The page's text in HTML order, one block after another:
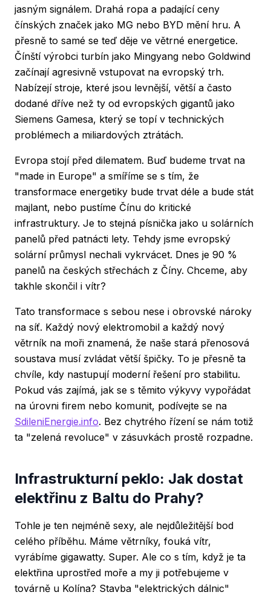
jasným signálem. Drahá ropa a padající ceny
čínských značek jako MG nebo BYD mění hru. A
přesně to samé se teď děje ve větrné energetice.
Čínští výrobci turbín jako Mingyang nebo Goldwind
začínají agresivně vstupovat na evropský trh.
Nabízejí stroje, které jsou levnější, větší a často
dodané dříve než ty od evropských gigantů jako
Siemens Gamesa, který se topí v technických
problémech a miliardových ztrátách.
Evropa stojí před dilematem. Buď budeme trvat na
"made in Europe" a smíříme se s tím, že
transformace energetiky bude trvat déle a bude stát
majlant, nebo pustíme Čínu do kritické
infrastruktury. Je to stejná písnička jako u solárních
panelů před patnácti lety. Tehdy jsme evropský
solární průmysl nechali vykrvácet. Dnes je 90 %
panelů na českých střechách z Číny. Chceme, aby
takhle skončil i vítr?
Tato transformace s sebou nese i obrovské nároky
na síť. Každý nový elektromobil a každý nový
větrník na moři znamená, že naše stará přenosová
soustava musí zvládat větší špičky. To je přesně ta
chvíle, kdy nastupují moderní řešení pro stabilitu.
Pokud vás zajímá, jak se s těmito výkyvy vypořádat
na úrovni firem nebo komunit, podívejte se na
SdileniEnergie.info. Bez chytrého řízení se nám totiž
ta "zelená revoluce" v zásuvkách prostě rozpadne.
Infrastrukturní peklo: Jak dostat
elektřinu z Baltu do Prahy?
Tohle je ten nejméně sexy, ale nejdůležitější bod
celého příběhu. Máme větrníky, fouká vítr,
vyrábíme gigawatty. Super. Ale co s tím, když je ta
elektřina uprostřed moře a my ji potřebujeme v
továrně u Kolína? Stavba "elektrických dálnic"